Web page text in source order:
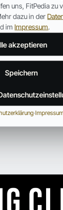
Grund
der
Muskeln,
uns, FitPedia zu
dazu in der
im Impressum.
akzeptieren
Speichern
·